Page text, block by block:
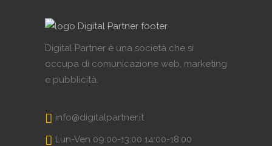
Digital Partner è una società che si
occupa di comunicazione web, marketing
e pubblicità.
info@digitalpartner.it
Lun-Ven 09:00-13:00 14:00-18:00